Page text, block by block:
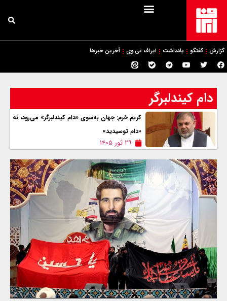
گزارش گفتگو یادداشت ایراف تی وی آخرین خبرها
دام کیندلبرگر
کریم خرم: جهان به‌سوی «دام کیندلبرگر» می‌رود، نه
«دام توسیدید»
۲۹ ثور ۱۴۰۵